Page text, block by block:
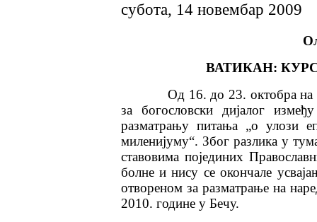
субота, 14 новембар 2009
ВАТИКАН:
Од 16. до 23. октобра на
за богословски дијалог
разматрању питања „о улози
миленијуму“. Због разлика у
ставовима појединих
болне и нису се окончале
отвореном за разматрање на
2010. године у Бечу.